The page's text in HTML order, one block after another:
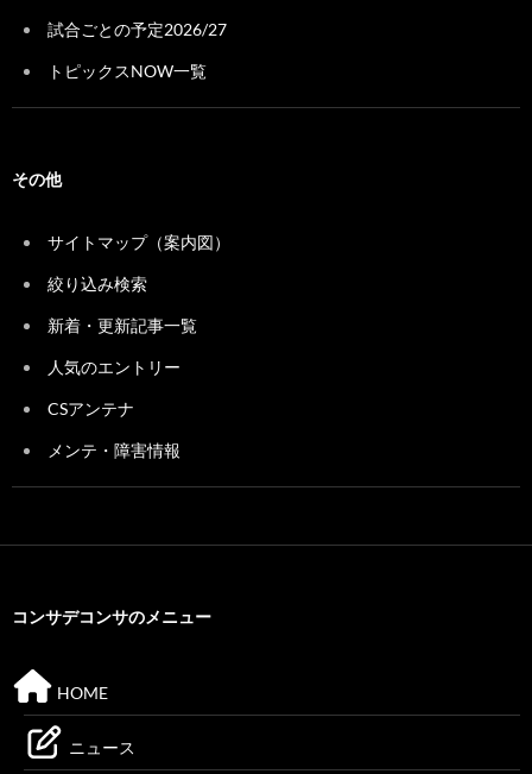
試合ごとの予定2026/27
トピックスNOW一覧
その他
サイトマップ（案内図）
絞り込み検索
新着・更新記事一覧
人気のエントリー
CSアンテナ
メンテ・障害情報
コンサデコンサのメニュー
HOME
ニュース